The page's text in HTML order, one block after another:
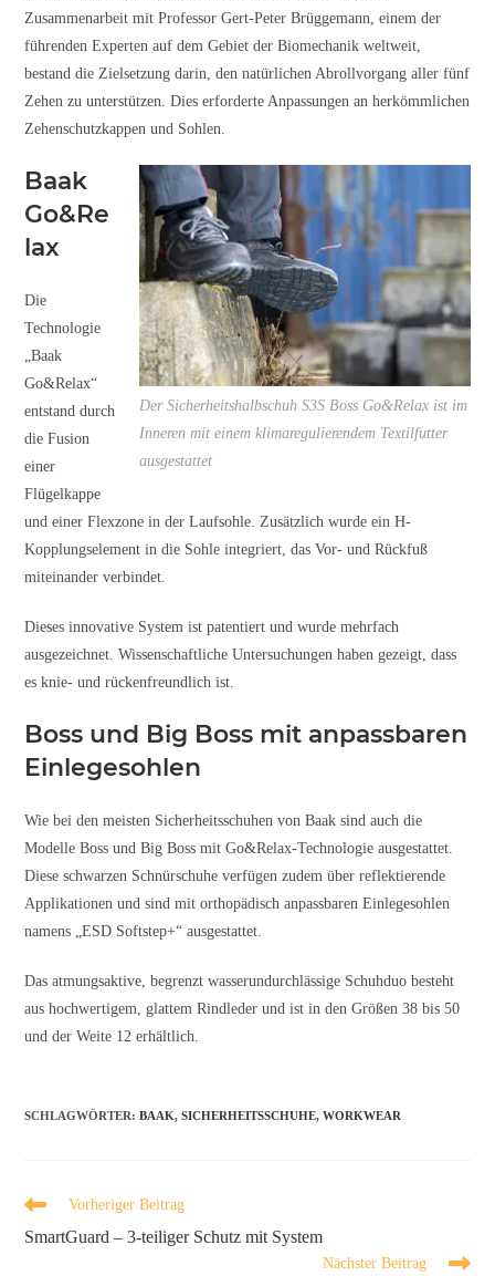
Zusammenarbeit mit Professor Gert-Peter Brüggemann, einem der
führenden Experten auf dem Gebiet der Biomechanik weltweit,
bestand die Zielsetzung darin, den natürlichen Abrollvorgang aller fünf
Zehen zu unterstützen. Dies erforderte Anpassungen an herkömmlichen
Zehenschutzkappen und Sohlen.
Der Sicherheitshalbschuh S3S Boss Go&Relax ist im
Inneren mit einem klimaregulierendem Textilfutter
ausgestattet
Baak
Go&Re
lax
Die
Technologie
„Baak
Go&Relax“
entstand durch
die Fusion
einer
Flügelkappe
und einer Flexzone in der Laufsohle. Zusätzlich wurde ein H-
Kopplungselement in die Sohle integriert, das Vor- und Rückfuß
miteinander verbindet.
Dieses innovative System ist patentiert und wurde mehrfach
ausgezeichnet. Wissenschaftliche Untersuchungen haben gezeigt, dass
es knie- und rückenfreundlich ist.
Boss und Big Boss mit anpassbaren
Einlegesohlen
Wie bei den meisten Sicherheitsschuhen von Baak sind auch die
Modelle Boss und Big Boss mit Go&Relax-Technologie ausgestattet.
Diese schwarzen Schnürschuhe verfügen zudem über reflektierende
Applikationen und sind mit orthopädisch anpassbaren Einlegesohlen
namens „ESD Softstep+“ ausgestattet.
Das atmungsaktive, begrenzt wasserundurchlässige Schuhduo besteht
aus hochwertigem, glattem Rindleder und ist in den Größen 38 bis 50
und der Weite 12 erhältlich.
SCHLAGWÖRTER:BAAK, SICHERHEITSSCHUHE, WORKWEAR
Vorheriger Beitrag
SmartGuard – 3-teiliger Schutz mit System
Nächster Beitrag